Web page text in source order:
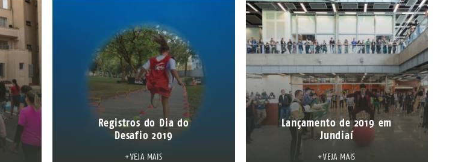
Registros do Dia do
Desafio 2019
+VEJA MAIS
Lançamento de 2019 em
Jundiaí
+VEJA MAIS